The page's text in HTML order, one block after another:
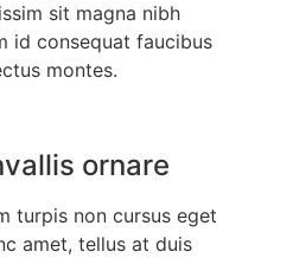
sit magna nibh
id consequat faucibus
montes.
ornare
turpis non cursus eget
amet, tellus at duis